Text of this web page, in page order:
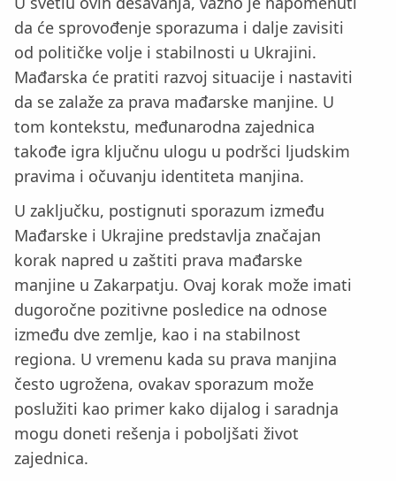
da će sprovođenje sporazuma i dalje zavisiti
od političke volje i stabilnosti u Ukrajini.
Mađarska će pratiti razvoj situacije i nastaviti
da se zalaže za prava mađarske manjine. U
tom kontekstu, međunarodna zajednica
takođe igra ključnu ulogu u podršci ljudskim
pravima i očuvanju identiteta manjina.
U zaključku, postignuti sporazum između
Mađarske i Ukrajine predstavlja značajan
korak napred u zaštiti prava mađarske
manjine u Zakarpatju. Ovaj korak može imati
dugoročne pozitivne posledice na odnose
između dve zemlje, kao i na stabilnost
regiona. U vremenu kada su prava manjina
često ugrožena, ovakav sporazum može
poslužiti kao primer kako dijalog i saradnja
mogu doneti rešenja i poboljšati život
zajednica.